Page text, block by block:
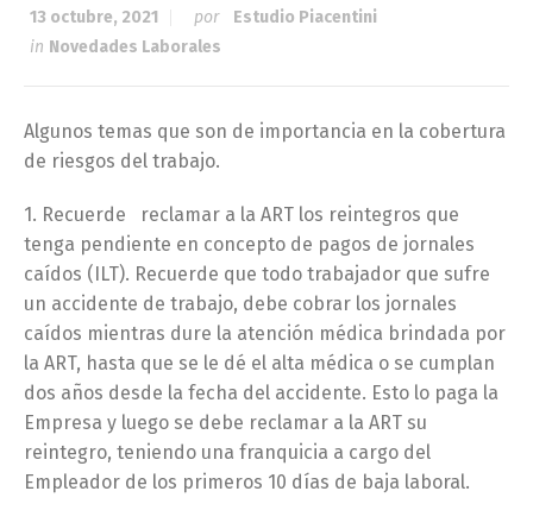
13 octubre, 2021 por
Estudio Piacentini
in Novedades Laborales
Algunos temas que son de importancia en la cobertura
de riesgos del trabajo.
1. Recuerde reclamar a la ART los reintegros que
tenga pendiente en concepto de pagos de jornales
caídos (ILT). Recuerde que todo trabajador que sufre
un accidente de trabajo, debe cobrar los jornales
caídos mientras dure la atención médica brindada por
la ART, hasta que se le dé el alta médica o se cumplan
dos años desde la fecha del accidente. Esto lo paga la
Empresa y luego se debe reclamar a la ART su
reintegro, teniendo una franquicia a cargo del
Empleador de los primeros 10 días de baja laboral.